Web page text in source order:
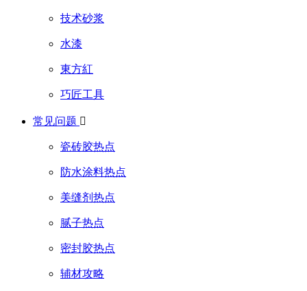
技术砂浆
水漆
東方紅
巧匠工具
常见问题 
瓷砖胶热点
防水涂料热点
美缝剂热点
腻子热点
密封胶热点
辅材攻略